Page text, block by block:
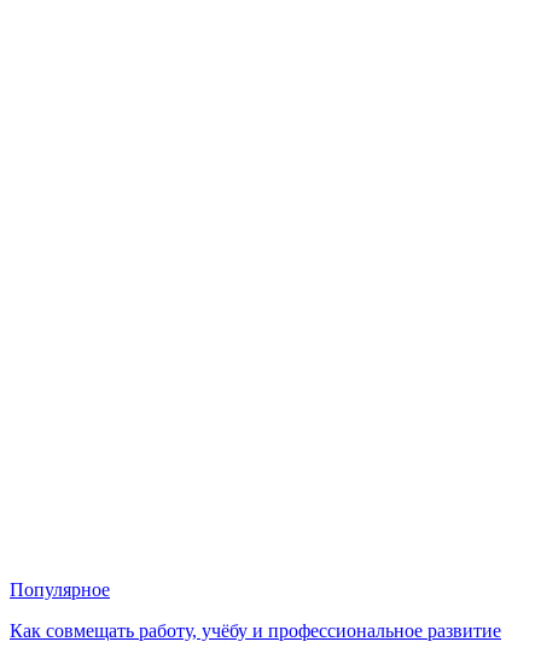
Популярное
Как совмещать работу, учёбу и профессиональное развитие